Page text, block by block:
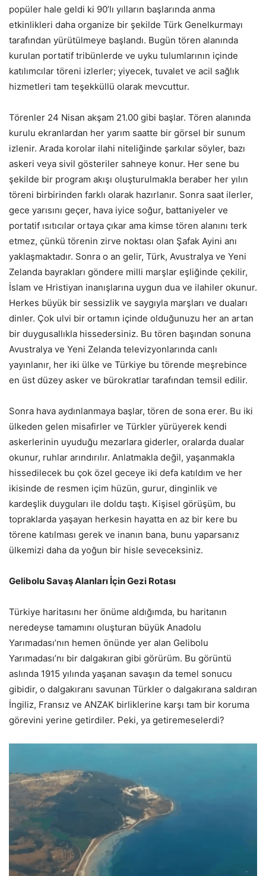
popüler hale geldi ki 90’lı yılların başlarında anma
etkinlikleri daha organize bir şekilde Türk Genelkurmayı
tarafından yürütülmeye başlandı. Bugün tören alanında
kurulan portatif tribünlerde ve uyku tulumlarının içinde
katılımcılar töreni izlerler; yiyecek, tuvalet ve acil sağlık
hizmetleri tam teşekküllü olarak mevcuttur.
Törenler 24 Nisan akşam 21.00 gibi başlar. Tören alanında
kurulu ekranlardan her yarım saatte bir görsel bir sunum
izlenir. Arada korolar ilahi niteliğinde şarkılar söyler, bazı
askeri veya sivil gösteriler sahneye konur. Her sene bu
şekilde bir program akışı oluşturulmakla beraber her yılın
töreni birbirinden farklı olarak hazırlanır. Sonra saat ilerler,
gece yarısını geçer, hava iyice soğur, battaniyeler ve
portatif ısıtıcılar ortaya çıkar ama kimse tören alanını terk
etmez, çünkü törenin zirve noktası olan Şafak Ayini anı
yaklaşmaktadır. Sonra o an gelir, Türk, Avustralya ve Yeni
Zelanda bayrakları göndere milli marşlar eşliğinde çekilir,
İslam ve Hristiyan inanışlarına uygun dua ve ilahiler okunur.
Herkes büyük bir sessizlik ve saygıyla marşları ve duaları
dinler. Çok ulvi bir ortamın içinde olduğunuzu her an artan
bir duygusallıkla hissedersiniz. Bu tören başından sonuna
Avustralya ve Yeni Zelanda televizyonlarında canlı
yayınlanır, her iki ülke ve Türkiye bu törende meşrebince
en üst düzey asker ve bürokratlar tarafından temsil edilir.
Sonra hava aydınlanmaya başlar, tören de sona erer. Bu iki
ülkeden gelen misafirler ve Türkler yürüyerek kendi
askerlerinin uyuduğu mezarlara giderler, oralarda dualar
okunur, ruhlar arındırılır. Anlatmakla değil, yaşanmakla
hissedilecek bu çok özel geceye iki defa katıldım ve her
ikisinde de resmen içim hüzün, gurur, dinginlik ve
kardeşlik duyguları ile doldu taştı. Kişisel görüşüm, bu
topraklarda yaşayan herkesin hayatta en az bir kere bu
törene katılması gerek ve inanın bana, bunu yaparsanız
ülkemizi daha da yoğun bir hisle seveceksiniz.
Gelibolu Savaş Alanları İçin Gezi Rotası
Türkiye haritasını her önüme aldığımda, bu haritanın
neredeyse tamamını oluşturan büyük Anadolu
Yarımadası’nın hemen önünde yer alan Gelibolu
Yarımadası’nı bir dalgakıran gibi görürüm. Bu görüntü
aslında 1915 yılında yaşanan savaşın da temel sonucu
gibidir, o dalgakıranı savunan Türkler o dalgakırana saldıran
İngiliz, Fransız ve ANZAK birliklerine karşı tam bir koruma
görevini yerine getirdiler. Peki, ya getiremeselerdi?